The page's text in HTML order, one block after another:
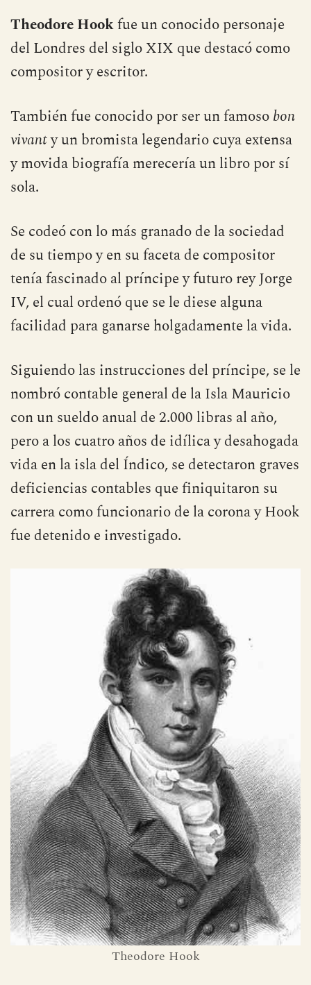
Theodore Hookfue un conocido personaje
del Londres del siglo XIX que destacó como
compositor y escritor.
También fue conocido por ser un famosobon
vivanty un bromista legendario cuya extensa
y movida biografía merecería un libro por sí
sola.
Se codeó con lo más granado de la sociedad
de su tiempo y en su faceta de compositor
tenía fascinado al príncipe y futuro rey Jorge
IV, el cual ordenó que se le diese alguna
facilidad para ganarse holgadamente la vida.
Siguiendo las instrucciones del príncipe, se le
nombró contable general de la Isla Mauricio
con un sueldo anual de 2.000 libras al año,
pero a los cuatro años de idílica y desahogada
vida en la isla del Índico, se detectaron graves
deficiencias contables que finiquitaron su
carrera como funcionario de la corona y Hook
fue detenido e investigado.
Theodore Hook